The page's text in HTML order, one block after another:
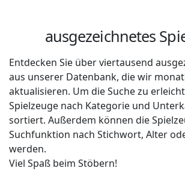
ausgezeichnetes
Entdecken Sie über viertausend
aus unserer Datenbank, die wir
aktualisieren. Um die Suche zu
Spielzeuge nach Kategorie und
sortiert. Außerdem können die
Suchfunktion nach Stichwort, Alter
werden.
Viel Spaß beim Stöbern!